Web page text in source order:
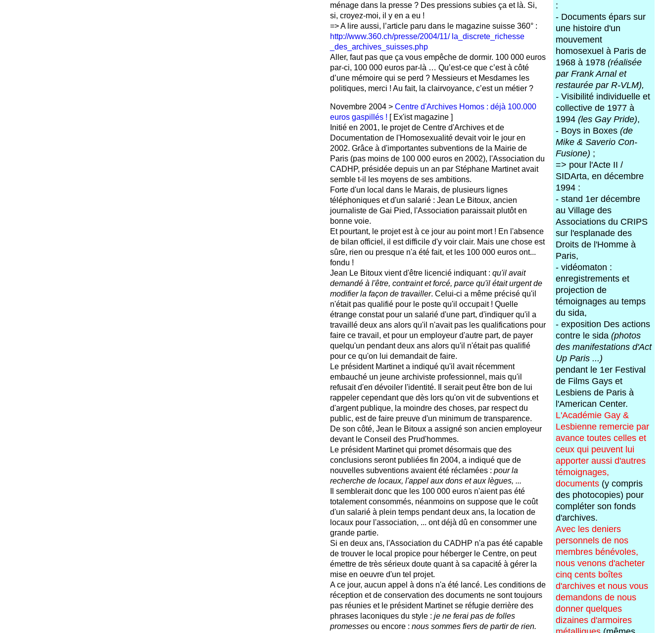
ménage dans la presse ? Des pressions subies ça et là. Si,
si, croyez-moi, il y en a eu !
=> A lire aussi, l’article paru dans le magazine suisse 360° :
http://www.360.ch/presse/2004/11/ la_discrete_richesse
_des_archives_suisses.php
Aller, faut pas que ça vous empêche de dormir. 100 000 euros
par-ci, 100 000 euros par-là … Qu’est-ce que c’est à côté
d’une mémoire qui se perd ? Messieurs et Mesdames les
politiques, merci ! Au fait, la clairvoyance, c’est un métier ?
Novembre 2004 > Centre d'Archives Homos : déjà 100.000
euros gaspillés ! [ Ex'ist magazine ]
Initié en 2001, le projet de Centre d'Archives et de
Documentation de l'Homosexualité devait voir le jour en
2002. Grâce à d'importantes subventions de la Mairie de
Paris (pas moins de 100 000 euros en 2002), l'Association du
CADHP, présidée depuis un an par Stéphane Martinet avait
semble t-il les moyens de ses ambitions.
Forte d'un local dans le Marais, de plusieurs lignes
téléphoniques et d'un salarié : Jean Le Bitoux, ancien
journaliste de Gai Pied, l'Association paraissait plutôt en
bonne voie.
Et pourtant, le projet est à ce jour au point mort ! En l'absence
de bilan officiel, il est difficile d'y voir clair. Mais une chose est
sûre, rien ou presque n'a été fait, et les 100 000 euros ont...
fondu !
Jean Le Bitoux vient d'être licencié indiquant : qu'il avait
demandé à l'être, contraint et forcé, parce qu'il était urgent de
modifier la façon de travailler. Celui-ci a même précisé qu'il
n'était pas qualifié pour le poste qu'il occupait ! Quelle
étrange constat pour un salarié d'une part, d'indiquer qu'il a
travaillé deux ans alors qu'il n'avait pas les qualifications pour
faire ce travail, et pour un employeur d'autre part, de payer
quelqu'un pendant deux ans alors qu'il n'était pas qualifié
pour ce qu'on lui demandait de faire.
Le président Martinet a indiqué qu'il avait récemment
embauché un jeune archiviste professionnel, mais qu'il
refusait d'en dévoiler l'identité. Il serait peut être bon de lui
rappeler cependant que dès lors qu'on vit de subventions et
d'argent publique, la moindre des choses, par respect du
public, est de faire preuve d'un minimum de transparence.
De son côté, Jean le Bitoux a assigné son ancien employeur
devant le Conseil des Prud'hommes.
Le président Martinet qui promet désormais que des
conclusions seront publiées fin 2004, a indiqué que de
nouvelles subventions avaient été réclamées : pour la
recherche de locaux, l'appel aux dons et aux lègues, ...
Il semblerait donc que les 100 000 euros n'aient pas été
totalement consommés, néanmoins on suppose que le coût
d'un salarié à plein temps pendant deux ans, la location de
locaux pour l'association, ... ont déjà dû en consommer une
grande partie.
Si en deux ans, l'Association du CADHP n'a pas été capable
de trouver le local propice pour héberger le Centre, on peut
émettre de très sérieux doute quant à sa capacité à gérer la
mise en oeuvre d'un tel projet.
A ce jour, aucun appel à dons n'a été lancé. Les conditions de
réception et de conservation des documents ne sont toujours
pas réunies et le président Martinet se réfugie derrière des
phrases laconiques du style : je ne ferai pas de folles
promessesou encore : nous sommes fiers de partir de rien.
:
- Documents épars sur
une histoire d'un
mouvement
homosexuel à Paris de
1968 à 1978 (réalisée
par Frank Arnal et
restaurée par R-VLM),
- Visibilité individuelle et
collective de 1977 à
1994 (les Gay Pride),
- Boys in Boxes (de
Mike & Saverio Con-
Fusione) ;
=> pour l'Acte II /
SIDArta, en décembre
1994 :
- stand 1er décembre
au Village des
Associations du CRIPS
sur l'esplanade des
Droits de l'Homme à
Paris,
- vidéomaton :
enregistrements et
projection de
témoignages au temps
du sida,
- exposition Des actions
contre le sida (photos
des manifestations d'Act
Up Paris ...)
pendant le 1er Festival
de Films Gays et
Lesbiens de Paris à
l'American Center.
L'Académie Gay &
Lesbienne remercie par
avance toutes celles et
ceux qui peuvent lui
apporter aussi d'autres
témoignages,
documents(y compris
des photocopies) pour
compléter son fonds
d'archives.
Avec les deniers
personnels de nos
membres bénévoles,
nous venons d'acheter
cinq cents boîtes
d'archives et nous vous
demandons de nous
donner quelques
dizaines d'armoires